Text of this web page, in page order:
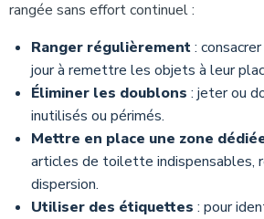
rangée sans effort continuel :
Ranger régulièrement:
jour à remettre les objets à leur
Éliminer les doublons : jeter ou
inutilisés ou périmés.
Mettre en place une zone
articles de toilette indispensables,
dispersion.
Utiliser des étiquettes : pour